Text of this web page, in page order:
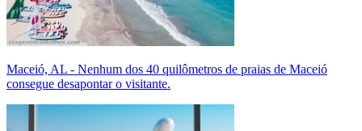
Maceió, AL - Nenhum dos 40 quilômetros de praias de Maceió
consegue desapontar o visitante.